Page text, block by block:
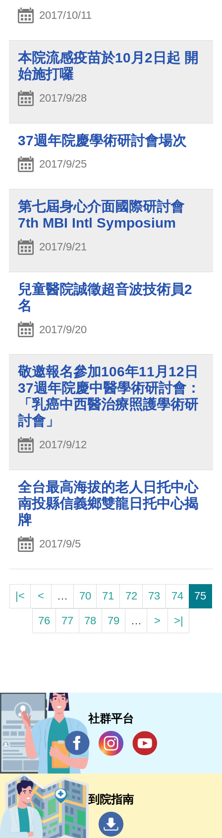
2017/10/11
本院流感疫苗於10月2日起 開
始施打囉
2017/9/28
37週年院慶學術研討會場次
2017/9/25
第七屆身心介面國際研討會
7th MBI Intl Symposium
2017/9/21
兒童醫院誠徵超音波技術員2
名
2017/9/20
敬邀報名參加106年11月12日
37週年院慶中醫學術研討會：
「乳癌中西醫治療照護學術研
討會」
2017/9/12
全台最高海拔的老人日托中心
南投縣信義鄉雙龍日托中心揭
牌
2017/9/5
|< < … 70 71 72 73 74
75
76
77 78 79 … > >|
社群平台
到院指南